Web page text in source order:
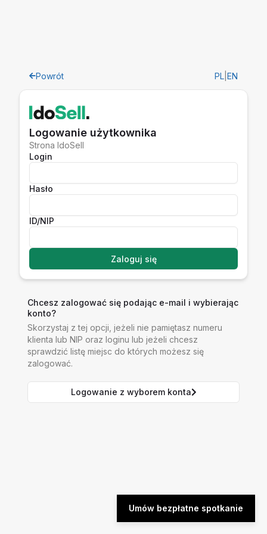
Powrót PL EN
Logowanie użytkownika
Strona IdoSell
Login
Hasło
ID/NIP
Zaloguj się
Chcesz zalogować się podając e-mail i wybierając
konto?
Skorzystaj z tej opcji, jeżeli nie pamiętasz numeru
klienta lub NIP oraz loginu lub jeżeli chcesz
sprawdzić listę miejsc do których możesz się
zalogować.
Logowanie z wyborem konta
Umów bezpłatne spotkanie